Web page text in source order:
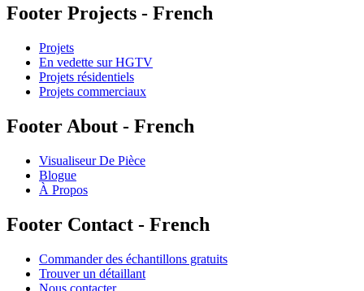
Footer Projects - French
Projets
En vedette sur HGTV
Projets résidentiels
Projets commerciaux
Footer About - French
Visualiseur De Pièce
Blogue
À Propos
Footer Contact - French
Commander des échantillons gratuits
Trouver un détaillant
Nous contacter